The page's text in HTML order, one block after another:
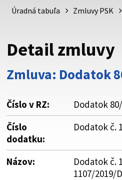
psk.sk.
Buďte pozorní a vždy sa uistite,
cez zabezpečenú webovú
vždy začína https:// pred
Úradná tabuľa Zmluvy PSK
Detail zmluvy
Zmluva: Dodatok
Číslo v RZ:
Dodatok
Číslo
dodatku:
Dodatok č. 1
Názov:
Dodatok č.
1107/2019/